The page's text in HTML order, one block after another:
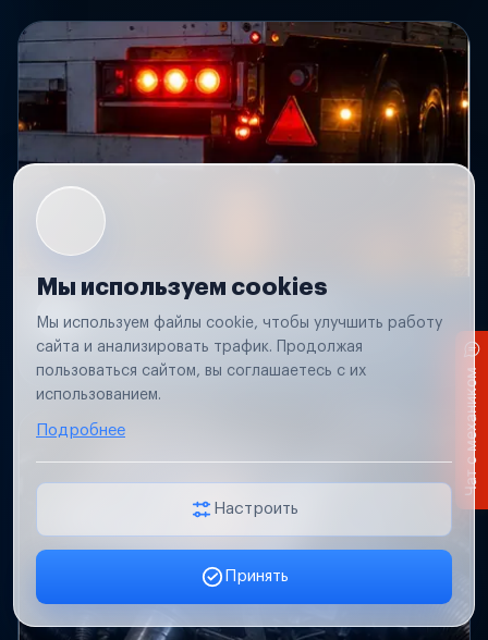
Проверим проводку и разъемы, восстановим
освещение прицепа.
Мы используем cookies
Мы используем файлы cookie, чтобы улучшить работу
сайта и анализировать трафик. Продолжая
пользоваться сайтом, вы соглашаетесь с их
использованием.
Подробнее
Настроить
Принять
Заявка онлайн
Чат с механиком